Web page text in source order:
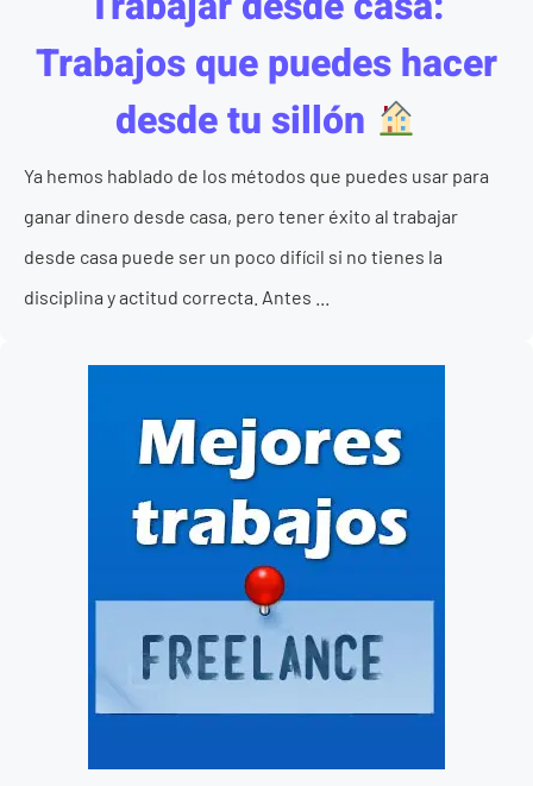
Trabajos que puedes hacer
desde tu sillón
Ya hemos hablado de los métodos que puedes usar para
ganar dinero desde casa, pero tener éxito al trabajar
desde casa puede ser un poco difícil si no tienes la
disciplina y actitud correcta. Antes ...